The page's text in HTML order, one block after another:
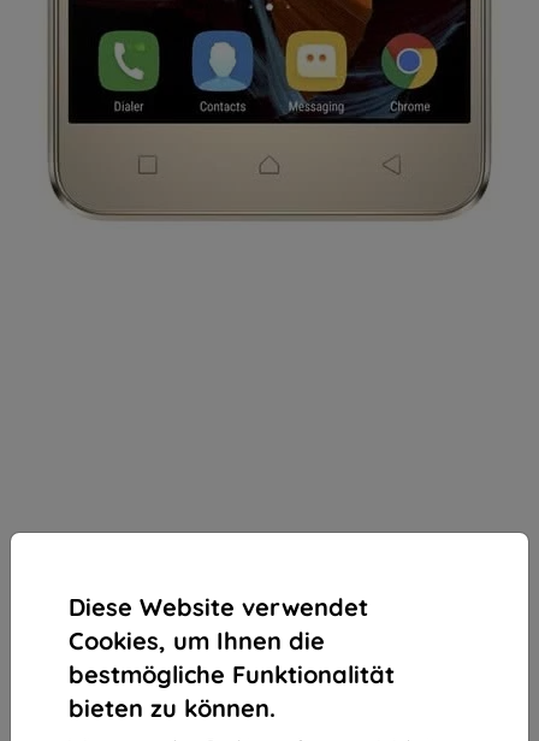
Diese Website verwendet
Cookies, um Ihnen die
bestmögliche Funktionalität
bieten zu können.